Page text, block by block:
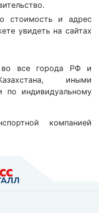
стоимость и адрес
увидеть на сайтах
во все города РФ и
иными
по индивидуальному
компанией